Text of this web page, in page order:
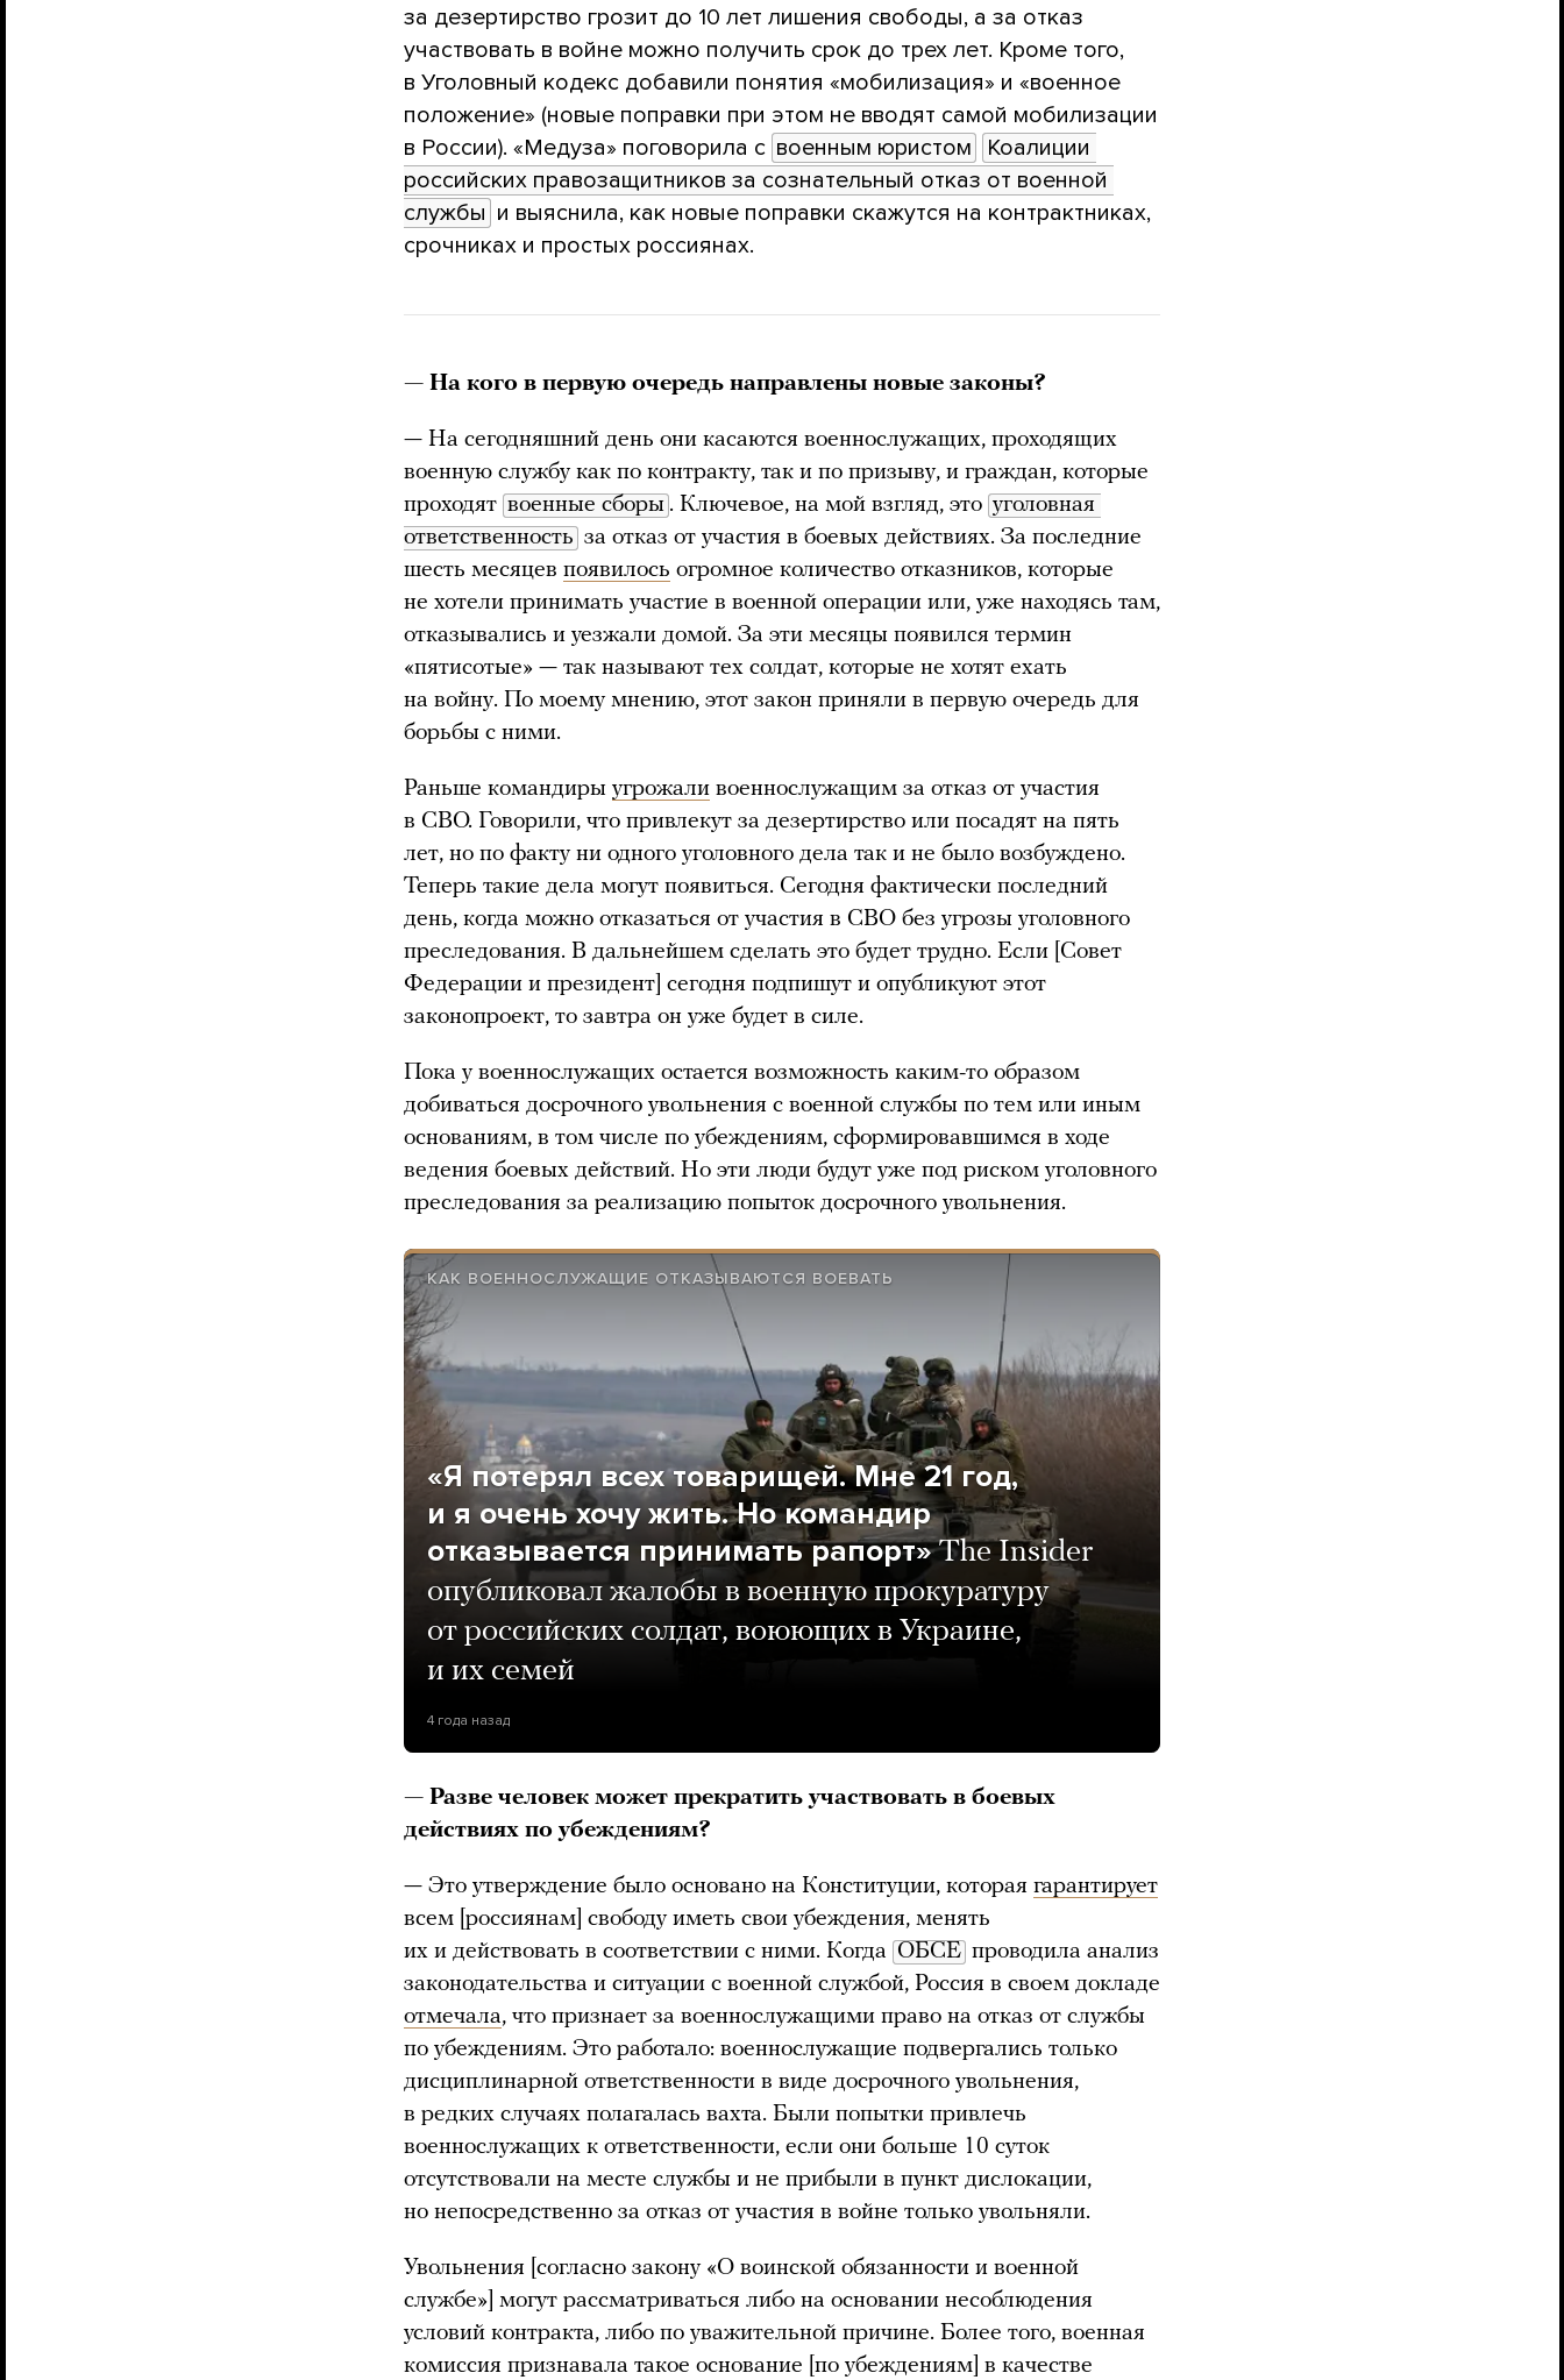
за дезертирство грозит до 10 лет лишения свободы, а за отказ
участвовать в войне можно получить срок до трех лет. Кроме того,
в Уголовный кодекс добавили понятия «мобилизация» и «военное
положение» (новые поправки при этом не вводят самой мобилизации
в России). «Медуза» поговорила с военным юристом
Коалиции
российских правозащитников за сознательный отказ от военной
службы и выяснила, как новые поправки скажутся на контрактниках,
срочниках и простых россиянах.
— На кого в первую очередь направлены новые законы?
— На сегодняшний день они касаются военнослужащих, проходящих
военную службу как по контракту, так и по призыву, и граждан, которые
проходят военные сборы . Ключевое, на мой взгляд, это уголовная
ответственность за отказ от участия в боевых действиях. За последние
шесть месяцев появилось огромное количество отказников, которые
не хотели принимать участие в военной операции или, уже находясь там,
отказывались и уезжали домой. За эти месяцы появился термин
«пятисотые» — так называют тех солдат, которые не хотят ехать
на войну. По моему мнению, этот закон приняли в первую очередь для
борьбы с ними.
Раньше командиры угрожали военнослужащим за отказ от участия
в СВО. Говорили, что привлекут за дезертирство или посадят на пять
лет, но по факту ни одного уголовного дела так и не было возбуждено.
Теперь такие дела могут появиться. Сегодня фактически последний
день, когда можно отказаться от участия в СВО без угрозы уголовного
преследования. В дальнейшем сделать это будет трудно. Если [Совет
Федерации и президент] сегодня подпишут и опубликуют этот
законопроект, то завтра он уже будет в силе.
Пока у военнослужащих остается возможность каким-то образом
добиваться досрочного увольнения с военной службы по тем или иным
основаниям, в том числе по убеждениям, сформировавшимся в ходе
ведения боевых действий. Но эти люди будут уже под риском уголовного
преследования за реализацию попыток досрочного увольнения.
КАК ВОЕННОСЛУЖАЩИЕ ОТКАЗЫВАЮТСЯ ВОЕВАТЬ
«Я потерял всех товарищей. Мне 21 год,
и я очень хочу жить. Но командир
отказывается принимать рапорт» The Insider
опубликовал жалобы в военную прокуратуру
от российских солдат, воюющих в Украине,
и их семей
4 года назад
— Разве человек может прекратить участвовать в боевых
действиях по убеждениям?
— Это утверждение было основано на Конституции, которая гарантирует
всем [россиянам] свободу иметь свои убеждения, менять
их и действовать в соответствии с ними. Когда ОБСЕ проводила анализ
законодательства и ситуации с военной службой, Россия в своем докладе
отмечала, что признает за военнослужащими право на отказ от службы
по убеждениям. Это работало: военнослужащие подвергались только
дисциплинарной ответственности в виде досрочного увольнения,
в редких случаях полагалась вахта. Были попытки привлечь
военнослужащих к ответственности, если они больше 10 суток
отсутствовали на месте службы и не прибыли в пункт дислокации,
но непосредственно за отказ от участия в войне только увольняли.
Увольнения [согласно закону «О воинской обязанности и военной
службе»] могут рассматриваться либо на основании несоблюдения
условий контракта, либо по уважительной причине. Более того, военная
комиссия признавала такое основание [по убеждениям] в качестве